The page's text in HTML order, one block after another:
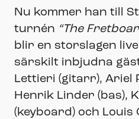
Nu kommer han till
turnén “The
blir en storslagen
särskilt inbjudna
Lettieri (gitarr), Ariel
Henrik Linder (bas),
(keyboard) och Louis